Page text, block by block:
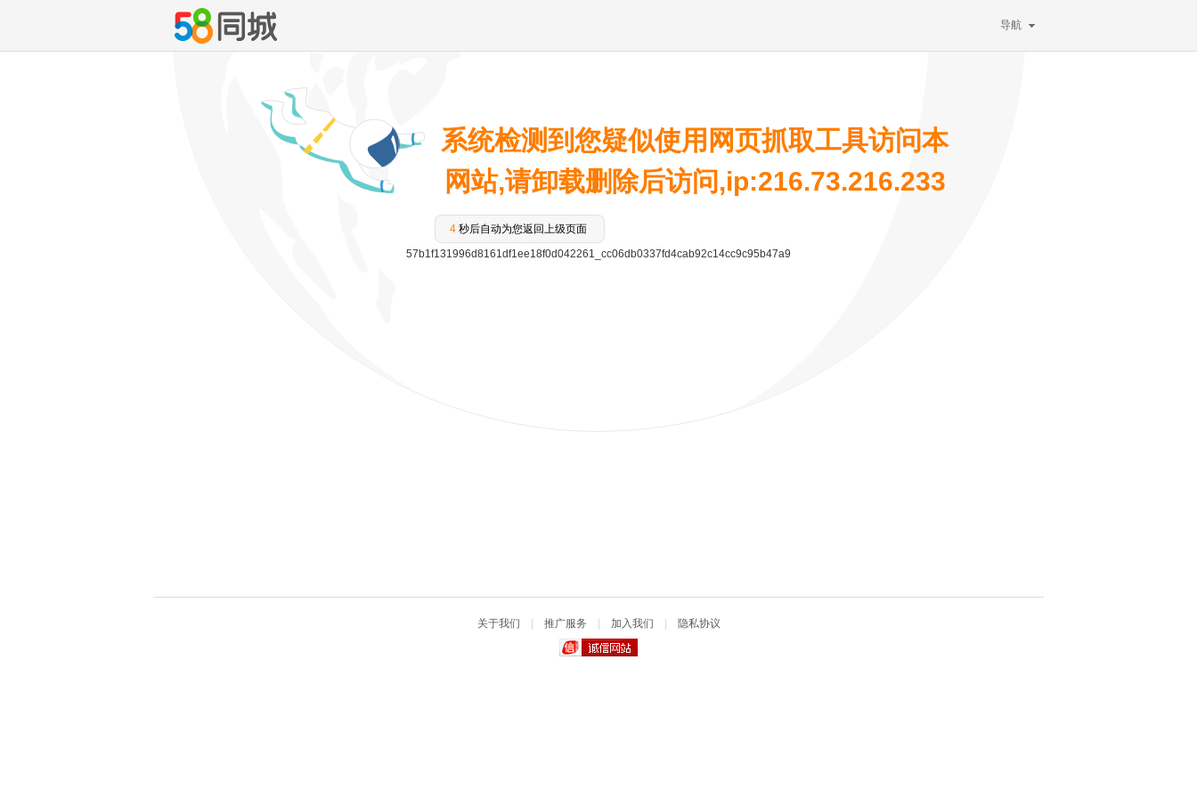
导航
系统检测到您疑似使用网页抓取工具访问本
网站,请卸载删除后访问,ip:216.73.216.233
4 秒后自动为您返回上级页面
57b1f131996d8161df1ee18f0d042261_cc06db0337fd4cab92c14cc9c95b47a9
关于我们 推广服务 加入我们 隐私协议